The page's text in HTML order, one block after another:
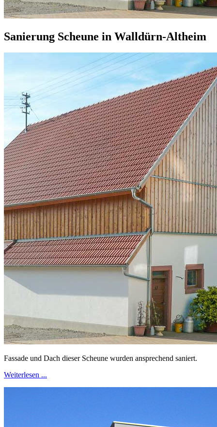
Sanierung Scheune in Walldürn-Altheim
Fassade und Dach dieser Scheune wurden ansprechend saniert.
Weiterlesen ...